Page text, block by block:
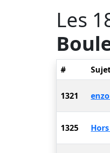
Les
#
1321
1325